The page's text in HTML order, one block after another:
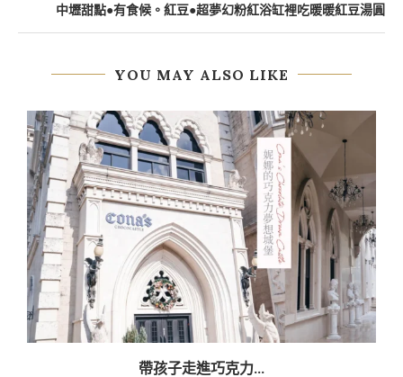
中壢甜點●有食候。紅豆●超夢幻粉紅浴缸裡吃暖暖紅豆湯圓
YOU MAY ALSO LIKE
帶孩子走進巧克力...